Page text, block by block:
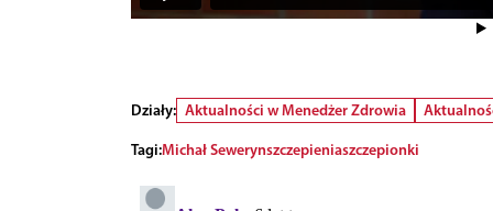
Działy: Aktualności w Menedżer Zdrowia
Tagi:Michał Sewerynszczepieniaszczepionki